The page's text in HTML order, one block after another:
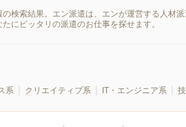
検索結果。エン派遣は、エンが運営する人材
にピッタリの派遣のお仕事を探せます。
系 クリエイティブ系 IT・エンジニア系